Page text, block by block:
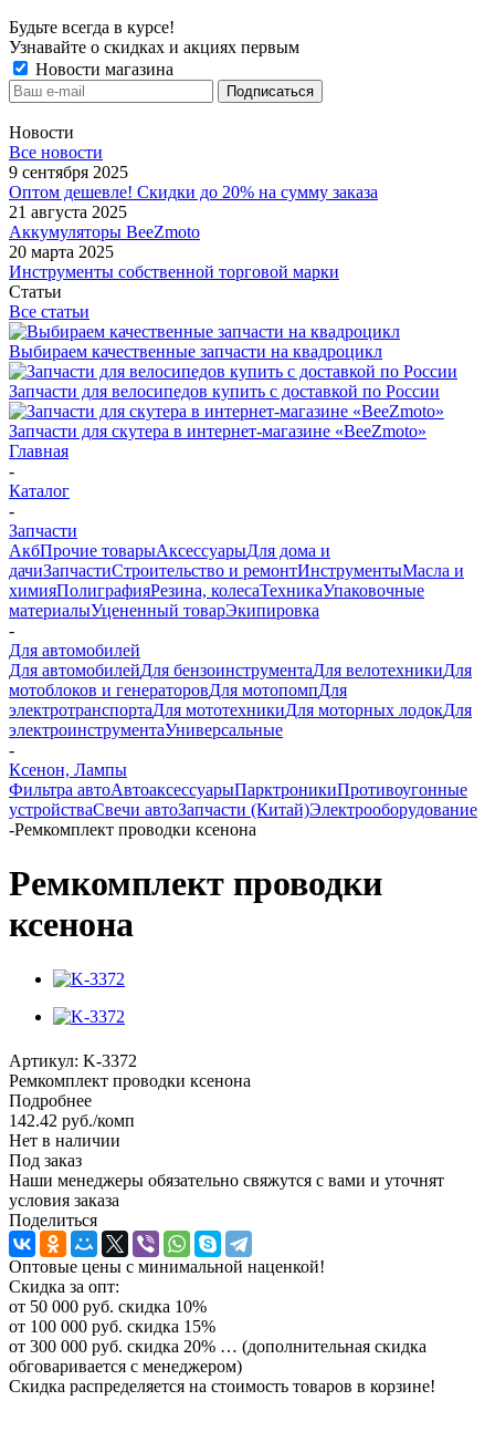
Будьте всегда в курсе!
Узнавайте о скидках и акциях первым
Новости магазина
Новости
Все новости
9 сентября 2025
Оптом дешевле! Скидки до 20% на сумму заказа
21 августа 2025
Аккумуляторы BeeZmoto
20 марта 2025
Инструменты собственной торговой марки
Статьи
Все статьи
Выбираем качественные запчасти на квадроцикл
Запчасти для велосипедов купить с доставкой по России
Запчасти для скутера в интернет-магазине «BeeZmoto»
Главная
-
Каталог
-
Запчасти
АкбПрочие товарыАксессуарыДля дома и
дачиЗапчастиСтроительство и ремонтИнструментыМасла и
химияПолиграфияРезина, колесаТехникаУпаковочные
материалыУцененный товарЭкипировка
-
Для автомобилей
Для автомобилейДля бензоинструментаДля велотехникиДля
мотоблоков и генераторовДля мотопомпДля
электротранспортаДля мототехникиДля моторных лодокДля
электроинструментаУниверсальные
-
Ксенон, Лампы
Фильтра автоАвтоаксессуарыПарктроникиПротивоугонные
устройстваСвечи автоЗапчасти (Китай)Электрооборудование
-Ремкомплект проводки ксенона
Ремкомплект проводки
ксенона
Артикул: K-3372
Ремкомплект проводки ксенона
Подробнее
142.42 руб./комп
Нет в наличии
Под заказ
Наши менеджеры обязательно свяжутся с вами и уточнят
условия заказа
Поделиться
Оптовые цены с минимальной наценкой!
Скидка за опт:
от 50 000 руб. скидка 10%
от 100 000 руб. скидка 15%
от 300 000 руб. скидка 20% … (дополнительная скидка
обговаривается с менеджером)
Скидка распределяется на стоимость товаров в корзине!